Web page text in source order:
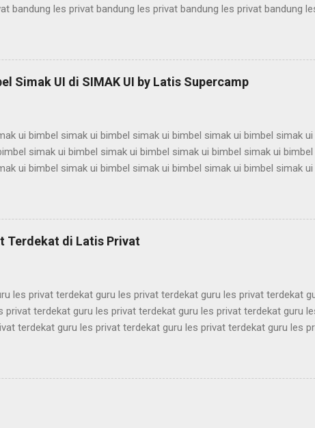
bandung les privat bandung les privat bandung les privat bandung
bandung les privat bandung les privat bandung les privat bandung
les privat bandung les privat bandung les privat bandung les privat
bandung les privat bandung les privat bandung les privat bandung
les privat bandung les privat bandung les privat bandung ...
Simak UI di SIMAK UI by Latis Supercamp
ui bimbel simak ui bimbel simak ui bimbel simak ui bimbel simak
simak ui bimbel simak ui bimbel simak ui bimbel simak ui
ui bimbel simak ui bimbel simak ui bimbel simak ui bimbel simak
ui bimbel simak ui bimbel simak ui bimbel simak ui bimbel simak
simak ui bimbel simak ui bimbel simak ui bimbel simak ui
ui bimbel simak ui bimbel simak ui bimbel simak ui bimbel simak ui
simak ui bimbel simak ui bimbel simak ui bimbel simak ui bimbel
Terdekat di Latis Privat
les privat terdekat guru les privat terdekat guru les privat terdekat
privat terdekat guru les privat terdekat guru les privat terdekat guru
terdekat guru les privat terdekat guru les privat terdekat guru les
guru les privat terdekat guru les privat terdekat guru les privat
guru les privat terdekat guru les privat terdekat guru les privat
guru les privat terdekat guru les privat terdekat guru les privat
guru les privat terdekat guru les pri...